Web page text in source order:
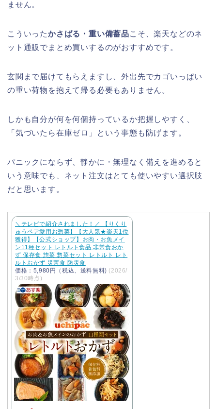
ません。
こういったかさばる・重い備蓄品こそ、楽天などのネ
ット通販でまとめ買いするのがおすすめです。
玄関まで届けてもらえますし、外出先でカゴいっぱい
の重い荷物を抱えて帰る必要もありません。
しかも自分が何を何個持っているか把握しやすく、
「気づいたら在庫ゼロ」という事態も防げます。
パニックにならず、静かに・無理なく備えを進めると
いう意味でも、ネット注文はとても使いやすい選択肢
だと思います。
＼テレビで紹介されました！／ 【りくり
ゅうペア愛用お惣菜】【大人気★楽天1位
獲得】【公式ショップ】お肉・お魚メイ
ン11種セット レトルト食品 非常食おか
ず 保存食 惣菜 惣菜セット レトルト レト
ルトおかず 災害食 防災食
価格：5,980円（税込、送料無料) (2026/
3/30時点)